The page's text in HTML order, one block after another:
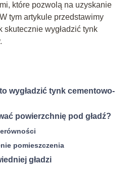
które pozwolą na uzyskanie
tym artykule przedstawimy
skutecznie wygładzić tynk
wygładzić tynk cementowo-
powierzchnię pod gładź?
pomieszczenia
gładzi